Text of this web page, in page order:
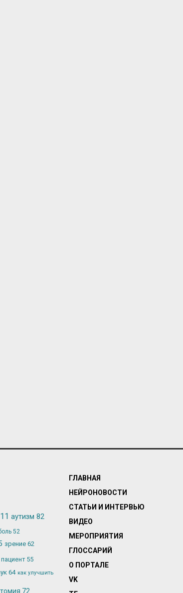
аутизм 82
52
зрение 62
55
64 как улучшить
72
ГЛАВНАЯ
НЕЙРОНОВОСТИ
СТАТЬИ И ИНТЕРВЬЮ
ВИДЕО
МЕРОПРИЯТИЯ
ГЛОССАРИЙ
О ПОРТАЛЕ
VK